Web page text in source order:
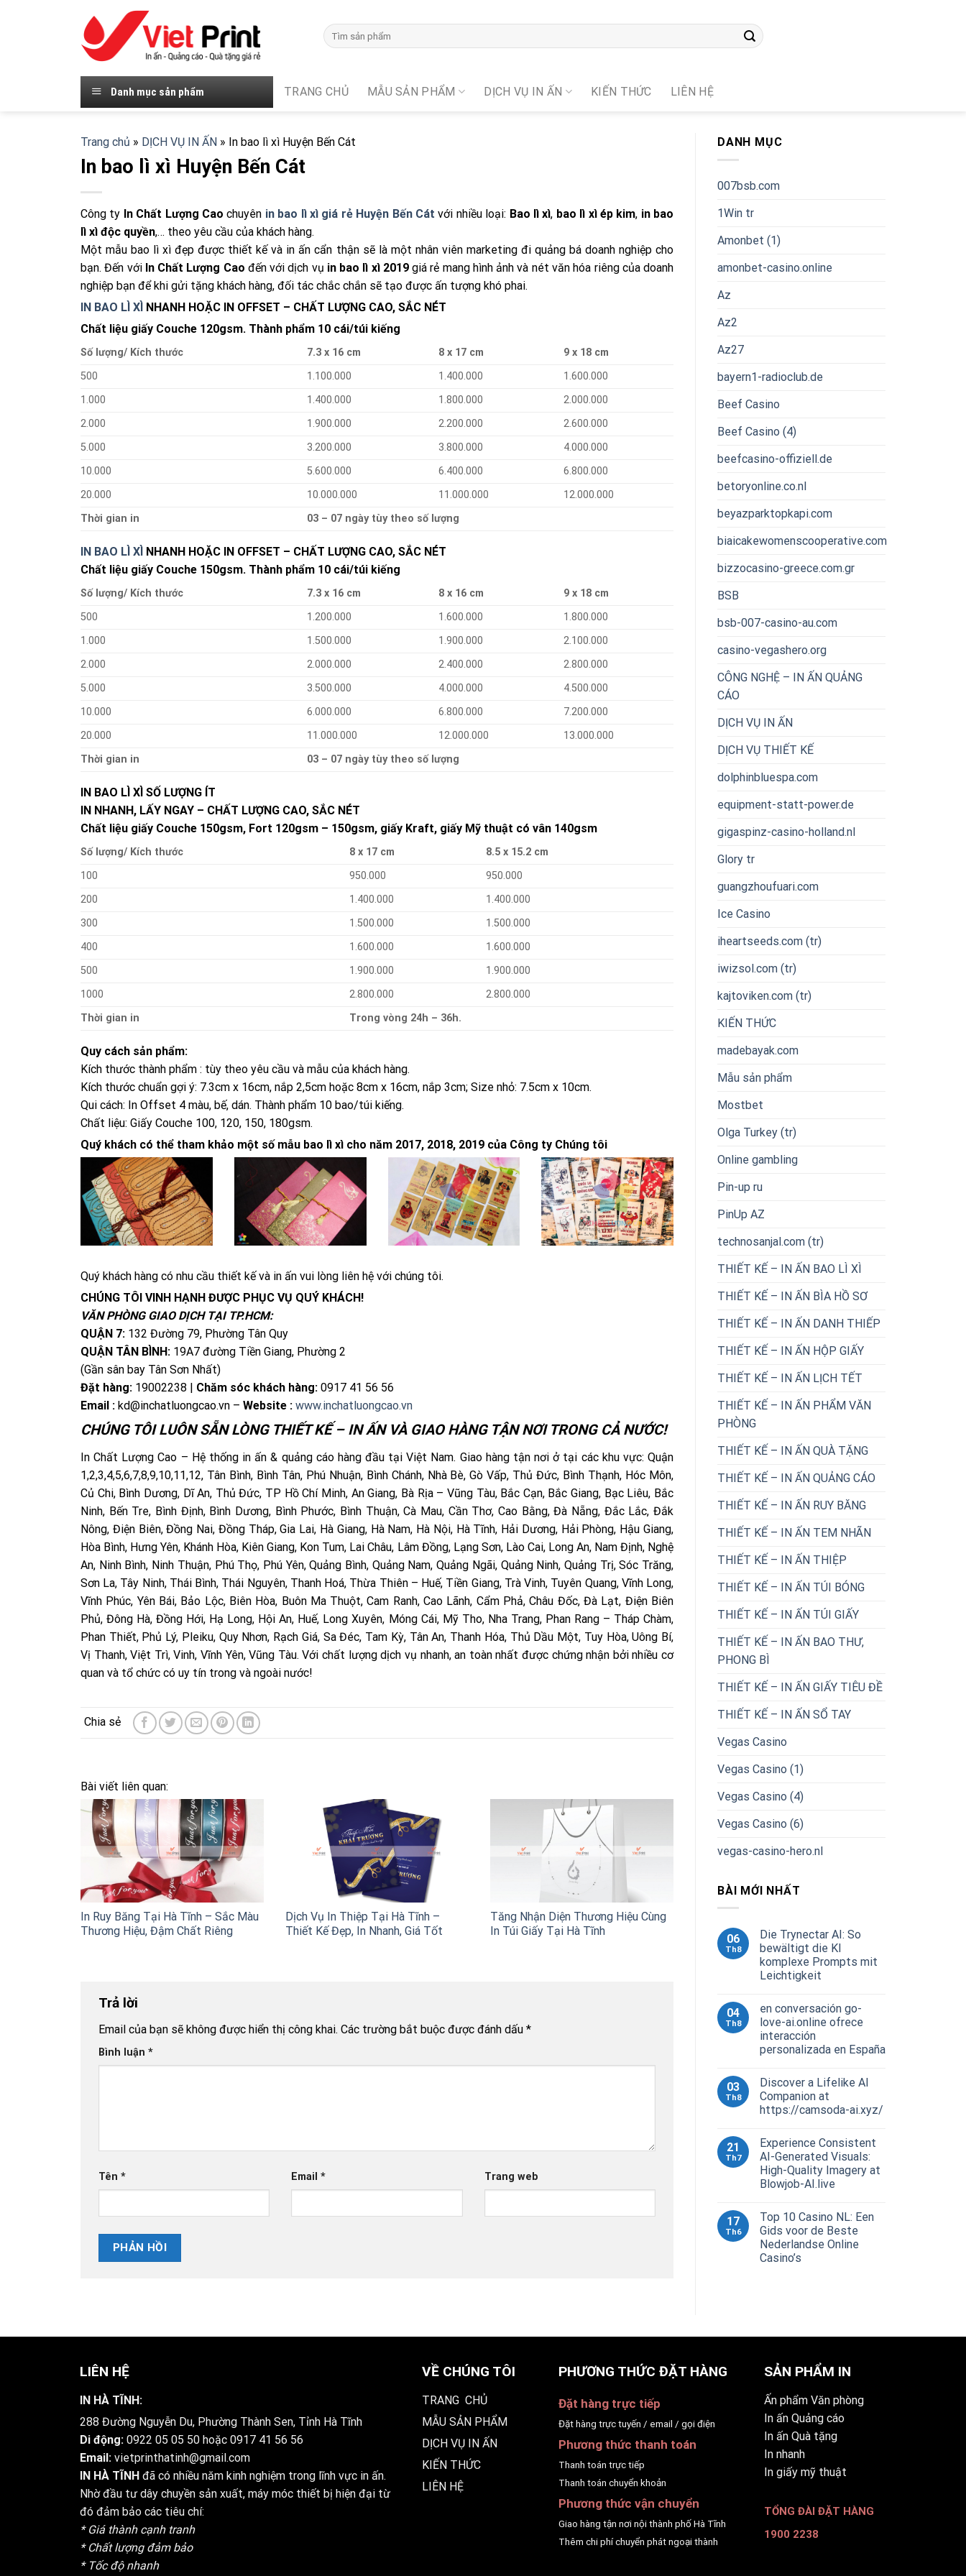
Danh mục sản phẩm TRANG CHỦ MẪU SẢN PHẨM DỊCH VỤ IN ẤN KIẾN THỨC LIÊN HỆ
Trang chủ » DỊCH VỤ IN ẤN » In bao lì xì Huyện Bến Cát
In bao lì xì Huyện Bến Cát
Công ty In Chất Lượng Cao chuyên in bao lì xì giá rẻ Huyện Bến Cát với nhiều loại: Bao lì xì, bao lì xì ép kim, in bao
lì xì độc quyền,… theo yêu cầu của khách hàng.
Một mẫu bao lì xì đẹp được thiết kế và in ấn cẩn thận sẽ là một nhân viên marketing đi quảng bá doanh nghiệp cho
bạn. Đến với In Chất Lượng Cao đến với dịch vụ in bao lì xì 2019giá rẻ mang hình ảnh và nét văn hóa riêng của doanh
nghiệp bạn để khi gửi tặng khách hàng, đối tác chắc chắn sẽ tạo được ấn tượng khó phai.
IN BAO LÌ XÌ NHANH HOẶC IN OFFSET – CHẤT LƯỢNG CAO, SẮC NÉT
Chất liệu giấy Couche 120gsm. Thành phẩm 10 cái/túi kiếng
Số lượng/ Kích thước 7.3 x 16 cm 8 x 17 cm
9 x 18 cm
500
1.100.000 1.400.000
1.600.000
1.000
1.400.000 1.800.000
2.000.000
2.000
1.900.000 2.200.000
2.600.000
5.000
3.200.000 3.800.000
4.000.000
10.000
5.600.000 6.400.000
6.800.000
20.000
10.000.000 11.000.000
12.000.000
Thời gian in
03 – 07 ngày tùy theo số lượng
IN BAO LÌ XÌ NHANH HOẶC IN OFFSET – CHẤT LƯỢNG CAO, SẮC NÉT
Chất liệu giấy Couche 150gsm. Thành phẩm 10 cái/túi kiếng
Số lượng/ Kích thước 7.3 x 16 cm 8 x 16 cm
9 x 18 cm
500
1.200.000 1.600.000
1.800.000
1.000
1.500.000 1.900.000
2.100.000
2.000
2.000.000 2.400.000
2.800.000
5.000
3.500.000 4.000.000
4.500.000
10.000
6.000.000 6.800.000
7.200.000
20.000
11.000.000 12.000.000
13.000.000
Thời gian in
03 – 07 ngày tùy theo số lượng
IN BAO LÌ XÌ SỐ LƯỢNG ÍT
IN NHANH, LẤY NGAY – CHẤT LƯỢNG CAO, SẮC NÉT
Chất liệu giấy Couche 150gsm, Fort 120gsm – 150gsm, giấy Kraft, giấy Mỹ thuật có vân 140gsm
Số lượng/ Kích thước 8 x 17 cm
8.5 x 15.2 cm
100
950.000
950.000
200
1.400.000
1.400.000
300
1.500.000
1.500.000
400
1.600.000
1.600.000
500
1.900.000
1.900.000
1000
2.800.000
2.800.000
Thời gian in
Trong vòng 24h – 36h.
Quy cách sản phẩm:
Kích thước thành phẩm : tùy theo yêu cầu và mẫu của khách hàng.
Kích thước chuẩn gợi ý: 7.3cm x 16cm, nắp 2,5cm hoặc 8cm x 16cm, nắp 3cm; Size nhỏ: 7.5cm x 10cm.
Qui cách: In Offset 4 màu, bế, dán. Thành phẩm 10 bao/túi kiếng.
Chất liệu: Giấy Couche 100, 120, 150, 180gsm.
Quý khách có thể tham khảo một số mẫu bao lì xì cho năm 2017, 2018, 2019 của Công ty Chúng tôi
Quý khách hàng có nhu cầu thiết kế và in ấn vui lòng liên hệ với chúng tôi.
CHÚNG TÔI VINH HẠNH ĐƯỢC PHỤC VỤ QUÝ KHÁCH!
VĂN PHÒNG GIAO DỊCH TẠI TP.HCM:
QUẬN 7: 132 Đường 79, Phường Tân Quy
QUẬN TÂN BÌNH: 19A7 đường Tiền Giang, Phường 2
(Gần sân bay Tân Sơn Nhất)
Đặt hàng: 19002238 | Chăm sóc khách hàng: 0917 41 56 56
Email : kd@inchatluongcao.vn – Website : www.inchatluongcao.vn
CHÚNG TÔI LUÔN SẴN LÒNG THIẾT KẾ – IN ẤN VÀ GIAO HÀNG TẬN NƠI TRONG CẢ NƯỚC!
In Chất Lượng Cao – Hệ thống in ấn & quảng cáo hàng đầu tại Việt Nam. Giao hàng tận nơi ở tại các khu vực: Quận
1,2,3,4,5,6,7,8,9,10,11,12, Tân Bình, Bình Tân, Phú Nhuận, Bình Chánh, Nhà Bè, Gò Vấp, Thủ Đức, Bình Thạnh, Hóc Môn,
Củ Chi, Bình Dương, Dĩ An, Thủ Đức, TP Hồ Chí Minh, An Giang, Bà Rịa – Vũng Tàu, Bắc Cạn, Bắc Giang, Bạc Liêu, Bắc
Ninh, Bến Tre, Bình Định, Bình Dương, Bình Phước, Bình Thuận, Cà Mau, Cần Thơ, Cao Bằng, Đà Nẵng, Đắc Lắc, Đắk
Nông, Điện Biên, Đồng Nai, Đồng Tháp, Gia Lai, Hà Giang, Hà Nam, Hà Nội, Hà Tĩnh, Hải Dương, Hải Phòng, Hậu Giang,
Hòa Bình, Hưng Yên, Khánh Hòa, Kiên Giang, Kon Tum, Lai Châu, Lâm Đồng, Lạng Sơn, Lào Cai, Long An, Nam Định, Nghệ
An, Ninh Bình, Ninh Thuận, Phú Thọ, Phú Yên, Quảng Bình, Quảng Nam, Quảng Ngãi, Quảng Ninh, Quảng Trị, Sóc Trăng,
Sơn La, Tây Ninh, Thái Bình, Thái Nguyên, Thanh Hoá, Thừa Thiên – Huế, Tiền Giang, Trà Vinh, Tuyên Quang, Vĩnh Long,
Vĩnh Phúc, Yên Bái, Bảo Lộc, Biên Hòa, Buôn Ma Thuột, Cam Ranh, Cao Lãnh, Cẩm Phả, Châu Đốc, Đà Lạt, Điện Biên
Phủ, Đông Hà, Đồng Hới, Hạ Long, Hội An, Huế, Long Xuyên, Móng Cái, Mỹ Tho, Nha Trang, Phan Rang – Tháp Chàm,
Phan Thiết, Phủ Lý, Pleiku, Quy Nhơn, Rạch Giá, Sa Đéc, Tam Kỳ, Tân An, Thanh Hóa, Thủ Dầu Một, Tuy Hòa, Uông Bí,
Vị Thanh, Việt Trì, Vinh, Vĩnh Yên, Vũng Tàu. Với chất lượng dịch vụ nhanh, an toàn nhất được chứng nhận bởi nhiều cơ
quan và tổ chức có uy tín trong và ngoài nước!
Bài viết liên quan:
In Ruy Băng Tại Hà Tĩnh – Sắc Màu
Thương Hiệu, Đậm Chất Riêng
Dịch Vụ In Thiệp Tại Hà Tĩnh –
Thiết Kế Đẹp, In Nhanh, Giá Tốt
Tăng Nhận Diện Thương Hiệu Cùng
In Túi Giấy Tại Hà Tĩnh
Trả lời
Email của bạn sẽ không được hiển thị công khai. Các trường bắt buộc được đánh dấu *
Bình luận *
Tên * Email* Trang web
DANH MỤC
007bsb.com
1Win tr
Amonbet (1)
amonbet-casino.online
Az
Az2
Az27
bayern1-radioclub.de
Beef Casino
Beef Casino (4)
beefcasino-offiziell.de
betoryonline.co.nl
beyazparktopkapi.com
biaicakewomenscooperative.com
bizzocasino-greece.com.gr
BSB
bsb-007-casino-au.com
casino-vegashero.org
CÔNG NGHỆ – IN ẤN QUẢNG
CÁO
DỊCH VỤ IN ẤN
DỊCH VỤ THIẾT KẾ
dolphinbluespa.com
equipment-statt-power.de
gigaspinz-casino-holland.nl
Glory tr
guangzhoufuari.com
Ice Casino
iheartseeds.com (tr)
iwizsol.com (tr)
kajtoviken.com (tr)
KIẾN THỨC
madebayak.com
Mẫu sản phẩm
Mostbet
Olga Turkey (tr)
Online gambling
Pin-up ru
PinUp AZ
technosanjal.com (tr)
THIẾT KẾ – IN ẤN BAO LÌ XÌ
THIẾT KẾ – IN ẤN BÌA HỒ SƠ
THIẾT KẾ – IN ẤN DANH THIẾP
THIẾT KẾ – IN ẤN HỘP GIẤY
THIẾT KẾ – IN ẤN LỊCH TẾT
THIẾT KẾ – IN ẤN PHẨM VĂN
PHÒNG
THIẾT KẾ – IN ẤN QUÀ TẶNG
THIẾT KẾ – IN ẤN QUẢNG CÁO
THIẾT KẾ – IN ẤN RUY BĂNG
THIẾT KẾ – IN ẤN TEM NHÃN
THIẾT KẾ – IN ẤN THIỆP
THIẾT KẾ – IN ẤN TÚI BÓNG
THIẾT KẾ – IN ẤN TÚI GIẤY
THIẾT KẾ – IN ẤN BAO THƯ,
PHONG BÌ
THIẾT KẾ – IN ẤN GIẤY TIÊU ĐỀ
THIẾT KẾ – IN ẤN SỔ TAY
Vegas Casino
Vegas Casino (1)
Vegas Casino (4)
Vegas Casino (6)
vegas-casino-hero.nl
BÀI MỚI NHẤT
06
Th8
Die Trynectar AI: So
bewältigt die KI
komplexe Prompts mit
Leichtigkeit
04
Th8
en conversación go-
love-ai.online ofrece
interacción
personalizada en España
03
Th8
Discover a Lifelike AI
Companion at
https://camsoda-ai.xyz/
21
Th7
Experience Consistent
AI-Generated Visuals:
High-Quality Imagery at
Blowjob-AI.live
17
Th6
Top 10 Casino NL: Een
Gids voor de Beste
Nederlandse Online
Casino’s
LIÊN HỆ
IN HÀ TĨNH:
288 Đường Nguyễn Du, Phường Thành Sen, Tỉnh Hà Tĩnh
Di động: 0922 05 05 50hoặc 0917 41 56 56
Email: vietprinthatinh@gmail.com
IN HÀ TĨNH đã có nhiều năm kinh nghiệm trong lĩnh vực in ấn.
Nhờ đầu tư dây chuyền sản xuất, máy móc thiết bị hiện đại từ
đó đảm bảo các tiêu chí:
* Giá thành cạnh tranh
* Chất lượng đảm bảo
* Tốc độ nhanh
VỀ CHÚNG TÔI
TRANG CHỦ
MẪU SẢN PHẨM
DỊCH VỤ IN ẤN
KIẾN THỨC
LIÊN HỆ
PHƯƠNG THỨC ĐẶT HÀNG
Đặt hàng trực tiếp
Đặt hàng trực tuyến / email / gọi điện
Phương thức thanh toán
Thanh toán trực tiếp
Thanh toán chuyển khoản
Phương thức vận chuyển
Giao hàng tận nơi nội thành phố Hà Tĩnh
Thêm chi phí chuyển phát ngoại thành
SẢN PHẨM IN
Ấn phẩm Văn phòng
In ấn Quảng cáo
In ấn Quà tặng
In nhanh
In giấy mỹ thuật
TỔNG ĐÀI ĐẶT HÀNG
1900 2238